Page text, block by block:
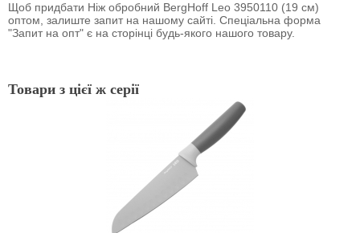
Щоб придбати Ніж обробний BergHoff Leo 3950110 (19 см)
оптом, залиште запит на нашому сайті. Спеціальна форма
"Запит на опт" є на сторінці будь-якого нашого товару.
Товари з цієї ж серії